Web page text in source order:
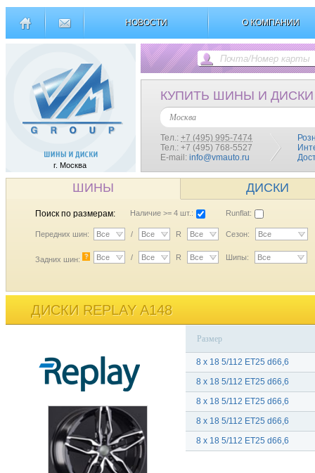
НОВОСТИ О КОМПАНИИ
г. Москва
КУПИТЬ ШИНЫ И ДИСКИ
Москва
Тел.: +7 (495) 995-7474
Тел.: +7 (495) 768-5527
E-mail: info@vmauto.ru
ШИНЫ ДИСКИ
Поиск по размерам: Наличие >= 4 шт.: Runflat:
Передних шин: Все / Все R Все Сезон: Все
Задних шин: ? Все / Все R Все Шипы: Все
ДИСКИ REPLAY A148
Размер
8 x 18 5/112 ET25 d66,6
8 x 18 5/112 ET25 d66,6
8 x 18 5/112 ET25 d66,6
8 x 18 5/112 ET25 d66,6
8 x 18 5/112 ET25 d66,6